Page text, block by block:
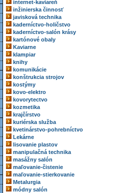
internet-kaviareň
inžinierska činnosť
javisková technika
kaderníctvo-holičstvo
kaderníctvo-salón krásy
kartónové obaly
Kaviarne
klampiar
knihy
komunikácie
konštrukcia strojov
kostýmy
kovo-elektro
kovorytectvo
kozmetika
krajčírstvo
kuriérska služba
kvetinárstvo-pohrebníctvo
Lekárne
lisovanie plastov
manipulačná technika
masážny salón
maľovanie-čistenie
maľovanie-stierkovanie
Metalurgia
módny salón